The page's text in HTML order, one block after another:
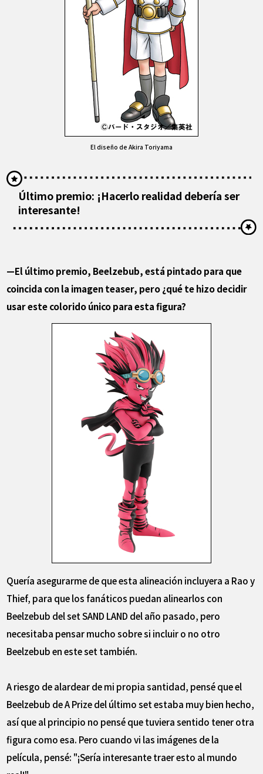
El diseño de Akira Toriyama
Último premio: ¡Hacerlo realidad debería ser
interesante!
—El último premio, Beelzebub, está pintado para que
coincida con la imagen teaser, pero ¿qué te hizo decidir
usar este colorido único para esta figura?
Quería asegurarme de que esta alineación incluyera a Rao y
Thief, para que los fanáticos puedan alinearlos con
Beelzebub del set SAND LAND del año pasado, pero
necesitaba pensar mucho sobre si incluir o no otro
Beelzebub en este set también.
A riesgo de alardear de mi propia santidad, pensé que el
Beelzebub de A Prize del último set estaba muy bien hecho,
así que al principio no pensé que tuviera sentido tener otra
figura como esa. Pero cuando vi las imágenes de la
película, pensé: "¡Sería interesante traer esto al mundo